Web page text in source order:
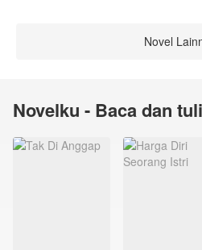
Novel
Novelku - Baca dan